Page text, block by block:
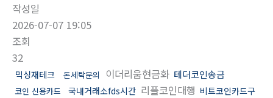
작성일
2026-07-07 19:05
조회
32
믹싱재테크 돈세탁문의 이더리움현금화 테더코인송금
코인 신용카드 국내거래소fds시간 리플코인대행 비트코인카드구